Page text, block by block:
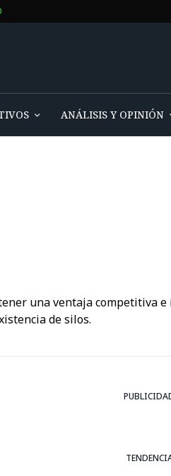
ANÁLISIS Y OPINIÓN
una ventaja competitiva
de silos.